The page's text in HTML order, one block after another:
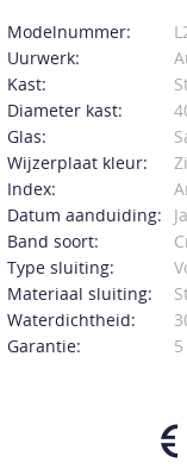
Modelnummer:
Uurwerk:
Kast:
Diameter kast:
Glas:
Wijzerplaat kleur:
Index:
Datum aanduiding:
Ja
Band soort:
Type sluiting:
Materiaal sluiting:
Waterdichtheid:
Garantie: